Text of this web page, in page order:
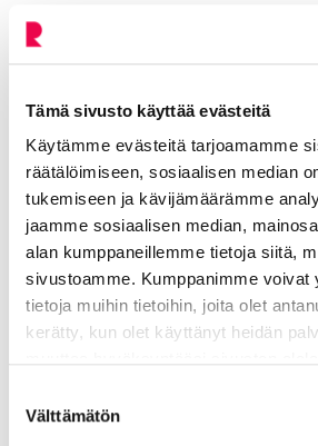
Tämä sivusto käyttää evästeitä
Käytämme evästeitä tarjoamamme
räätälöimiseen, sosiaalisen median
tukemiseen ja kävijämäärämme
jaamme sosiaalisen median,
alan kumppaneillemme tietoja siitä,
sivustoamme. Kumppanimme voivat
tietoja muihin tietoihin, joita olet
kerätty, kun olet käyttänyt heidän
valinta
Välttämätön
Kaupunginhallitus kokoontuu
Lisätiedot
Lue aiempi tiedotteemme
käynnistää kaupunkistrategian
Kaupunginhallituksen esityslista
(kunta2.riihimaki.fi)